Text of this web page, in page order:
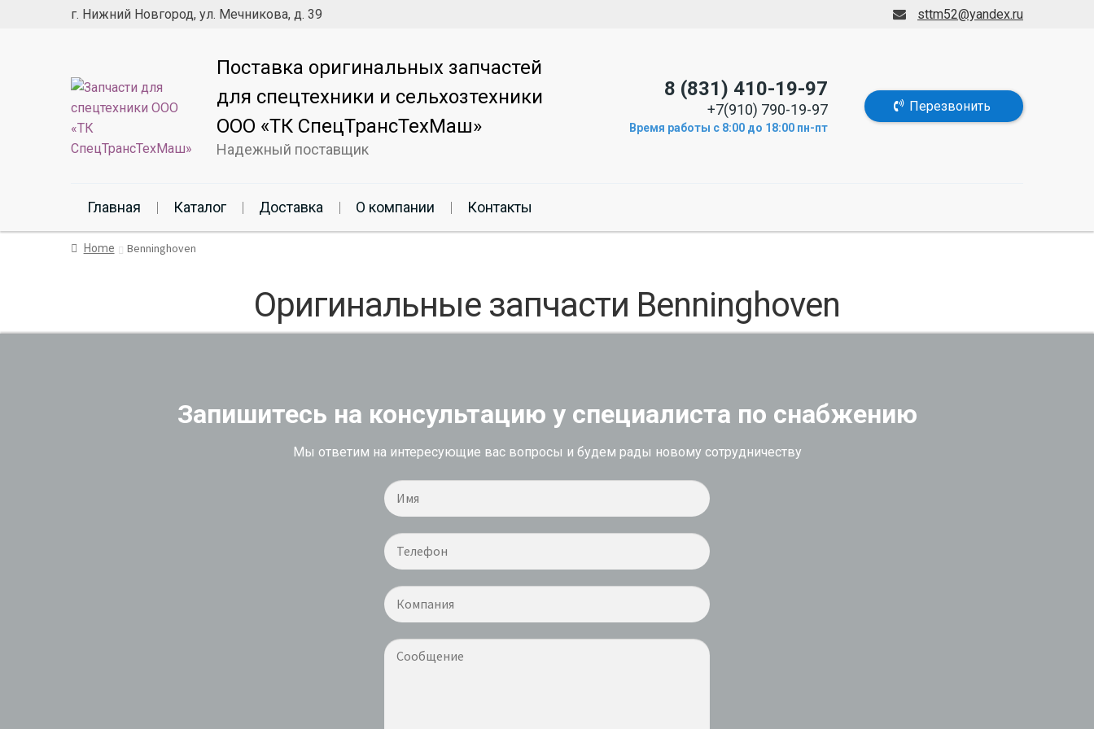
г. Нижний Новгород, ул. Мечникова, д. 39 sttm52@yandex.ru
Поставка оригинальных запчастей
для спецтехники и сельхозтехники
ООО «ТК СпецТрансТехМаш»
Надежный поставщик
8 (831) 410-19-97
+7(910) 790-19-97
Время работы с 8:00 до 18:00 пн-пт
Перезвонить
Главная Каталог Доставка О компании Контакты
Home Benninghoven
Оригинальные запчасти Benninghoven
Запишитесь на консультацию у специалиста по снабжению
Мы ответим на интересующие вас вопросы и будем рады новому сотрудничеству